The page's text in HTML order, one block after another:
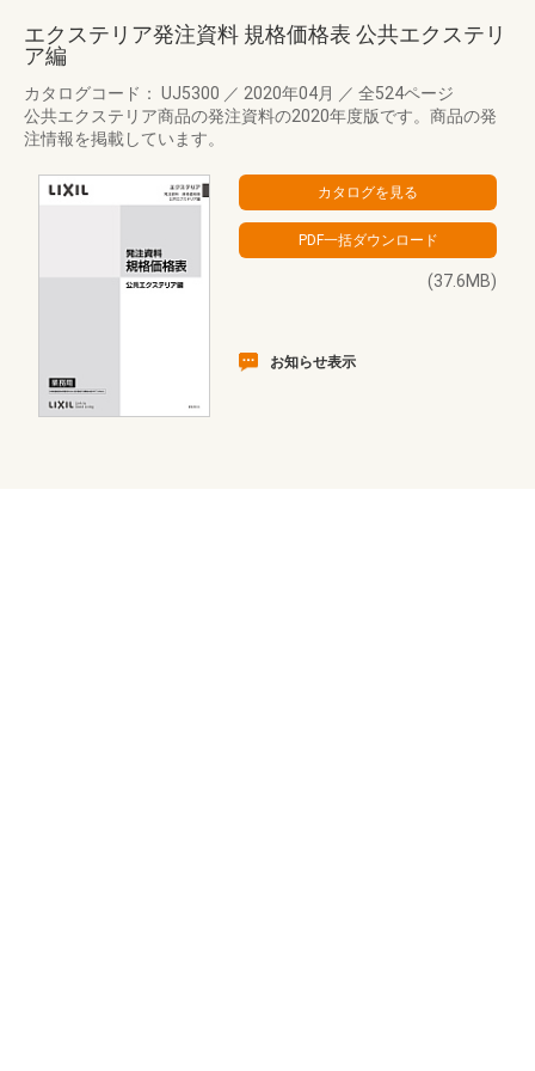
エクステリア発注資料 規格価格表 公共エクステリ
ア編
カタログコード： UJ5300 ／ 2020年04月 ／ 全524ページ
公共エクステリア商品の発注資料の2020年度版です。商品の発
注情報を掲載しています。
(37.6MB)
お知らせ表示